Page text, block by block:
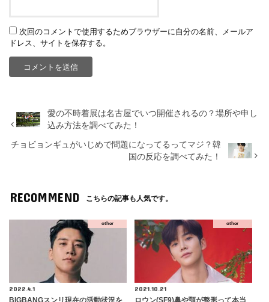
次回のコメントで使用するためブラウザーに自分の名前、メールア
ドレス、サイトを保存する。
愛の不時着展は名古屋でいつ開催されるの？場所や申し
込み方法を調べてみた！
チョビョンギュがいじめで問題になってるってマジ？韓
国の反応を調べてみた！
RECOMMEND こちらの記事も人気です。
other
2022.4.1
BIGBANGスンリ現在の活動状況を
other
2021.10.21
ロウン(SF9)鼻や顎が整形って本当